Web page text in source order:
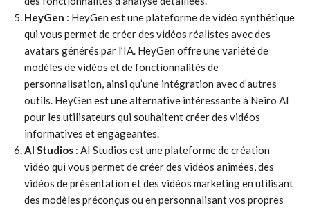
HeyGen : HeyGen est une plateforme de vidéo synthétique
qui vous permet de créer des vidéos réalistes avec des
avatars générés par l’IA. HeyGen offre une variété de
modèles de vidéos et de fonctionnalités de
personnalisation, ainsi qu’une intégration avec d’autres
outils. HeyGen est une alternative intéressante à Neiro AI
pour les utilisateurs qui souhaitent créer des vidéos
informatives et engageantes.
AI Studios : AI Studios est une plateforme de création
vidéo qui vous permet de créer des vidéos animées, des
vidéos de présentation et des vidéos marketing en utilisant
des modèles préconçus ou en personnalisant vos propres